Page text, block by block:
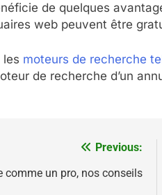
de quelques
web peuvent être
les moteurs de recherche
de recherche d’un
Previous:
comme un pro, nos conseils